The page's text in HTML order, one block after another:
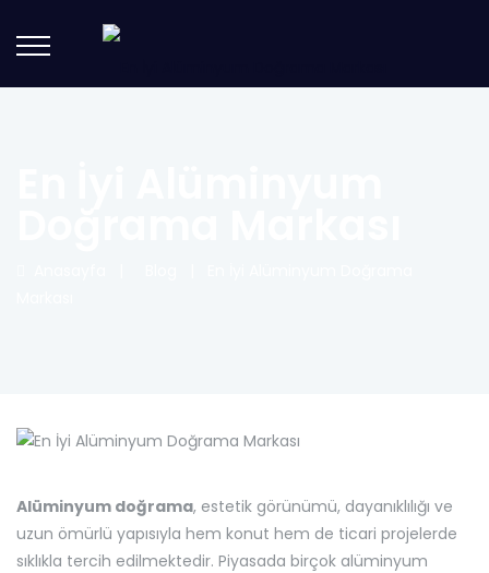
Alüminyum doğrama, estetik görünümü, dayanıklılığı ve
uzun ömürlü yapısıyla hem konut hem de ticari projelerde
sıklıkla tercih edilmektedir. Piyasada birçok alüminyum